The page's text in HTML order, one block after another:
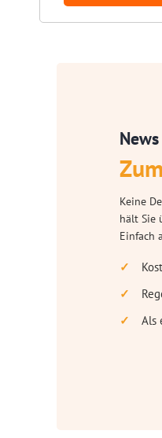
Keine
hält Sie
Einfach
Als